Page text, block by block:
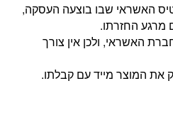
האשראי שבו בוצעה העסקה,
האשראי, ולכן אין צורך
את המוצר מייד עם קבלתו.